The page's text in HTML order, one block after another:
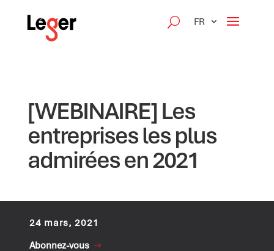
FR
[WEBINAIRE] Les
entreprises les plus
admirées en 2021
24 mars, 2021
Abonnez-vous